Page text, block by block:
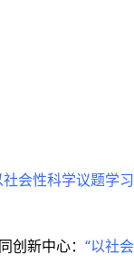
社会性科学议题学
创新中心： “以社